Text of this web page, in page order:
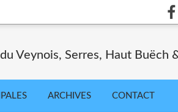
Veynois, Serres, Haut Buëch
ARCHIVES CONTACT